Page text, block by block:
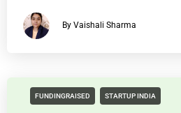
By Vaishali Sharma
FUNDINGRAISED STARTUP INDIA